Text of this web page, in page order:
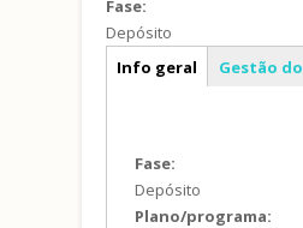
Fase:
Depósito
Caracterização
Info geral Gestão
Fase:
Depósito
Plano/programa: